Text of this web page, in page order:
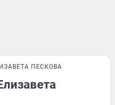
ПЕСКОВА